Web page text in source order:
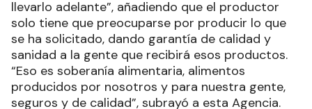
llevarlo adelante”, añadiendo que el productor
solo tiene que preocuparse por producir lo que
se ha solicitado, dando garantía de calidad y
sanidad a la gente que recibirá esos productos.
“Eso es soberanía alimentaria, alimentos
producidos por nosotros y para nuestra gente,
seguros y de calidad”, subrayó a esta Agencia.